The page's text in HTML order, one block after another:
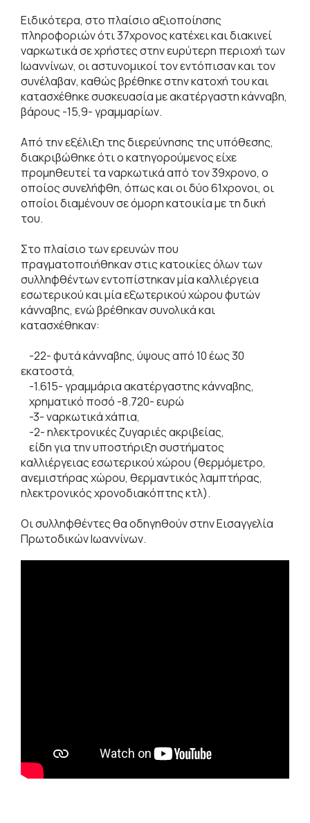
Ειδικότερα, στο πλαίσιο αξιοποίησης
πληροφοριών ότι 37χρονος κατέχει και διακινεί
ναρκωτικά σε χρήστες στην ευρύτερη περιοχή των
Ιωαννίνων, οι αστυνομικοί τον εντόπισαν και τον
συνέλαβαν, καθώς βρέθηκε στην κατοχή του και
κατασχέθηκε συσκευασία με ακατέργαστη κάνναβη,
βάρους -15,9- γραμμαρίων.
Από την εξέλιξη της διερεύνησης της υπόθεσης,
διακριβώθηκε ότι ο κατηγορούμενος είχε
προμηθευτεί τα ναρκωτικά από τον 39χρονο, ο
οποίος συνελήφθη, όπως και οι δύο 61χρονοι, οι
οποίοι διαμένουν σε όμορη κατοικία με τη δική
του.
Στο πλαίσιο των ερευνών που
πραγματοποιήθηκαν στις κατοικίες όλων των
συλληφθέντων εντοπίστηκαν μία καλλιέργεια
εσωτερικού και μία εξωτερικού χώρου φυτών
κάνναβης, ενώ βρέθηκαν συνολικά και
κατασχέθηκαν:
-22- φυτά κάνναβης, ύψους από 10 έως 30
εκατοστά,
-1.615- γραμμάρια ακατέργαστης κάνναβης,
χρηματικό ποσό -8.720- ευρώ
-3- ναρκωτικά χάπια,
-2- ηλεκτρονικές ζυγαριές ακριβείας,
είδη για την υποστήριξη συστήματος
καλλιέργειας εσωτερικού χώρου (θερμόμετρο,
ανεμιστήρας χώρου, θερμαντικός λαμπτήρας,
ηλεκτρονικός χρονοδιακόπτης κτλ).
Οι συλληφθέντες θα οδηγηθούν στην Εισαγγελία
Πρωτοδικών Ιωαννίνων.